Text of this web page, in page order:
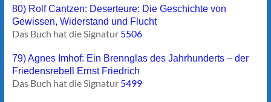
80) Rolf Cantzen: Deserteure: Die Geschichte von
Gewissen, Widerstand und Flucht
Das Buch hat die Signatur 5506
79) Agnes Imhof: Ein Brennglas des Jahrhunderts – der
Friedensrebell Ernst Friedrich
Das Buch hat die Signatur 5499